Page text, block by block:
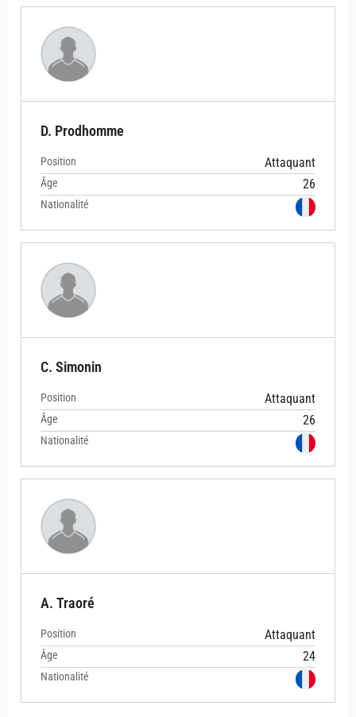
D. Prodhomme
Position Attaquant
Âge 26
Nationalité
C. Simonin
Position Attaquant
Âge 26
Nationalité
A. Traoré
Position Attaquant
Âge 24
Nationalité